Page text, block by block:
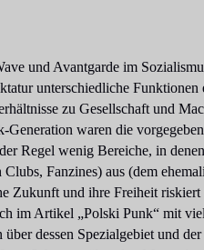
und Avantgarde im
unterschiedliche
zu Gesellschaft und
waren die
Regel wenig Bereiche, in
Fanzines) aus (dem
Zukunft und ihre Freiheit
im Artikel „Polski Punk“ mit
dessen Spezialgebiet und